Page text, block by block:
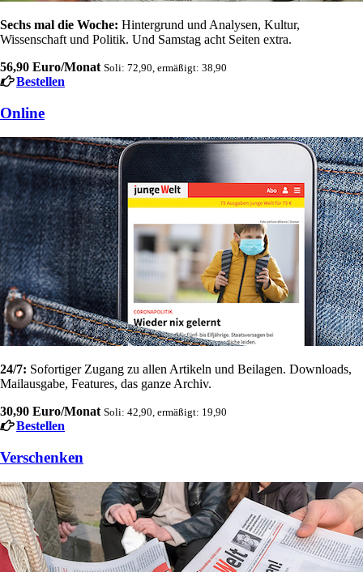
Sechs mal die Woche: Hintergrund und Analysen, Kultur,
Wissenschaft und Politik. Und Samstag acht Seiten extra.
56,90 Euro/Monat Soli: 72,90, ermäßigt: 38,90
Bestellen
Online
24/7: Sofortiger Zugang zu allen Artikeln und Beilagen. Downloads,
Mailausgabe, Features, das ganze Archiv.
30,90 Euro/Monat Soli: 42,90, ermäßigt: 19,90
Bestellen
Verschenken